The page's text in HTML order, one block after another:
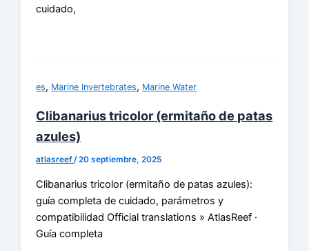
cuidado,
es, Marine Invertebrates, Marine Water
Clibanarius tricolor (ermitaño de patas
azules)
atlasreef/20 septiembre, 2025
Clibanarius tricolor (ermitaño de patas azules):
guía completa de cuidado, parámetros y
compatibilidad Official translations » AtlasReef ·
Guía completa